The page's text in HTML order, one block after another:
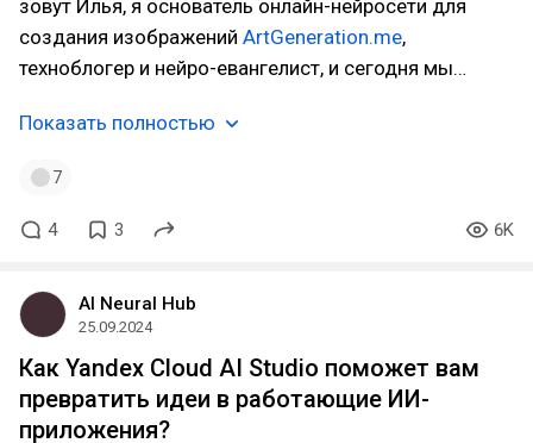
зовут Илья, я основатель онлайн-нейросети для
создания изображений ArtGeneration.me,
техноблогер и нейро-евангелист, и сегодня мы…
Показать полностью
7
4 3 6K
AI Neural Hub
25.09.2024
Как Yandex Cloud AI Studio поможет вам
превратить идеи в работающие ИИ-
приложения?